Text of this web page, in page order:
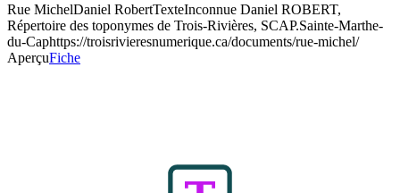
Rue MichelDaniel RobertTexteInconnue Daniel ROBERT,
Répertoire des toponymes de Trois-Rivières, SCAP.Sainte-Marthe-
du-Caphttps://troisrivieresnumerique.ca/documents/rue-michel/
AperçuFiche